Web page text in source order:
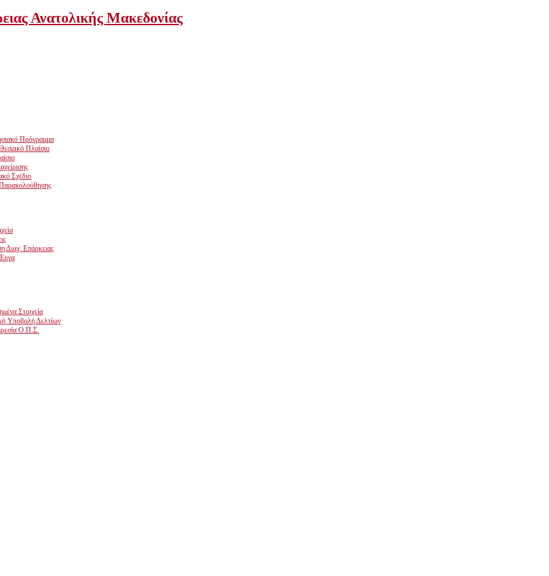
Ανατολικής Μακεδονίας
Πρόγραμμα
Πλαίσιο
Σχέδιο
Διαχ. Επάρκειας
Στοιχεία
Υποβολή Δελτίων
Ο.Π.Σ.